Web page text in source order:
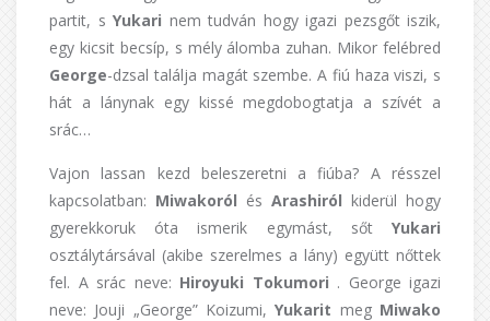
partit, s Yukari nem tudván hogy igazi pezsgőt iszik,
egy kicsit becsíp, s mély álomba zuhan. Mikor felébred
George-dzsal találja magát szembe. A fiú haza viszi, s
hát a lánynak egy kissé megdobogtatja a szívét a
srác…
Vajon lassan kezd beleszeretni a fiúba? A résszel
kapcsolatban: Miwakoról és Arashiról kiderül hogy
gyerekkoruk óta ismerik egymást, sőt Yukari
osztálytársával (akibe szerelmes a lány) együtt nőttek
fel. A srác neve: Hiroyuki Tokumori . George igazi
neve: Jouji „George” Koizumi,Yukarit meg Miwako